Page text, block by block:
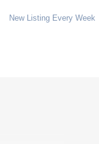
New Listing Every Week